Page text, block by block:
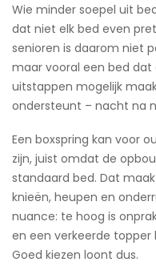
Wie minder soepel uit
dat niet elk bed even
senioren is daarom niet
maar vooral een bed
uitstappen mogelijk
ondersteunt – nacht na
Een boxspring kan voor
zijn, juist omdat de
standaard bed. Dat
knieën, heupen en
nuance: te hoog is
en een verkeerde topper
Goed kiezen loont dus.